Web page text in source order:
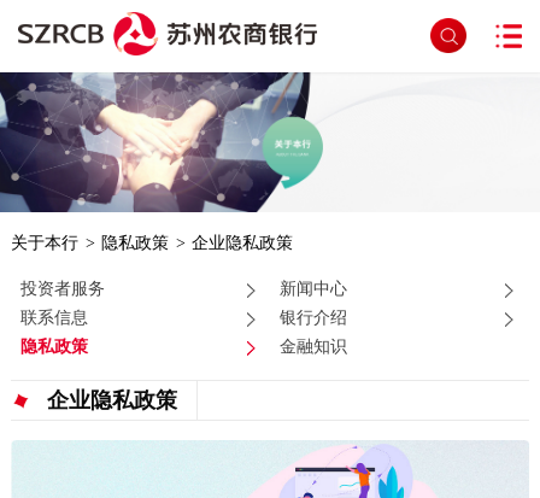
关于本行 > 隐私政策 > 企业隐私政策
投资者服务
新闻中心
联系信息
银行介绍
隐私政策
金融知识
企业隐私政策